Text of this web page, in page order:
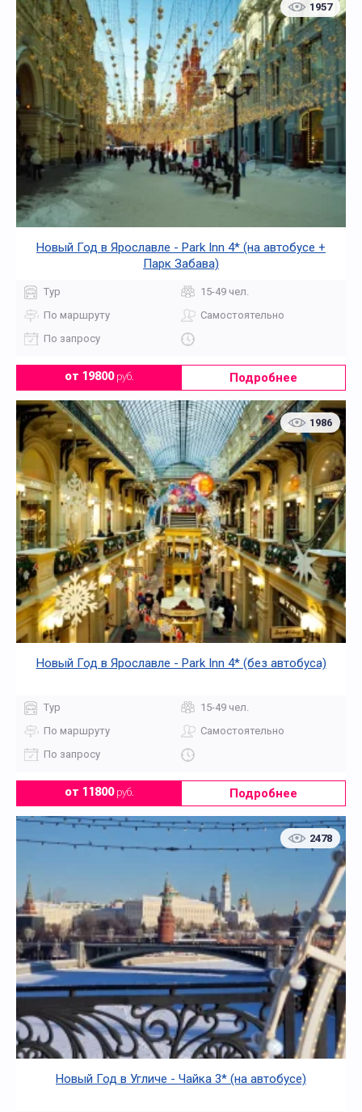
1957
Новый Год в Ярославле - Park Inn 4* (на автобусе +
Парк Забава)
Тур
15-49 чел.
По маршруту
Самостоятельно
По запросу
от 19800руб. Подробнее
1986
Новый Год в Ярославле - Park Inn 4* (без автобуса)
Тур
15-49 чел.
По маршруту
Самостоятельно
По запросу
от 11800руб. Подробнее
2478
Новый Год в Угличе - Чайка 3* (на автобусе)